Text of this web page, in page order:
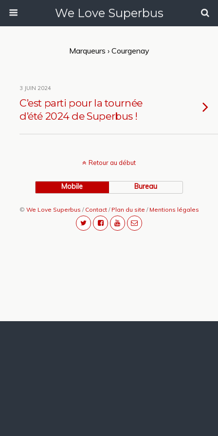
We Love Superbus
Marqueurs › Courgenay
3 JUIN 2024
C’est parti pour la tournée
d’été 2024 de Superbus !
Retour au début
Mobile Bureau
© We Love Superbus / Contact/ Plan du site / Mentions légales